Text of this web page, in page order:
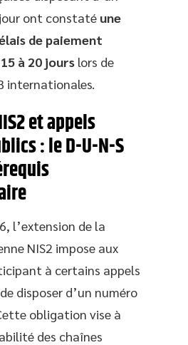
ont constaté une
de paiement
à 20 jours lors de
internationales.
et appels
: le D-U-N-S
l’extension de la
NIS2 impose aux
à certains appels
disposer d’un numéro
obligation vise à
des chaînes